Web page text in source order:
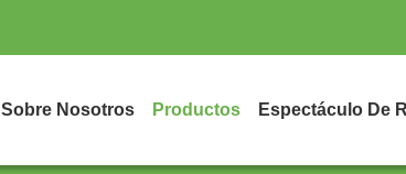
Sobre Nosotros Productos Espectáculo De